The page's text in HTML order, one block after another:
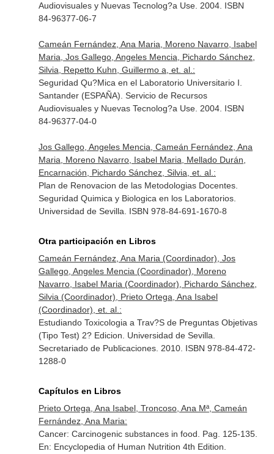
Audiovisuales y Nuevas Tecnolog?a Use. 2004. ISBN
84-96377-06-7
Cameán Fernández, Ana Maria, Moreno Navarro, Isabel
Maria, Jos Gallego, Angeles Mencia, Pichardo Sánchez,
Silvia, Repetto Kuhn, Guillermo a, et. al.:
Seguridad Qu?Mica en el Laboratorio Universitario I.
Santander (ESPAÑA). Servicio de Recursos
Audiovisuales y Nuevas Tecnolog?a Use. 2004. ISBN
84-96377-04-0
Jos Gallego, Angeles Mencia, Cameán Fernández, Ana
Maria, Moreno Navarro, Isabel Maria, Mellado Durán,
Encarnación, Pichardo Sánchez, Silvia, et. al.:
Plan de Renovacion de las Metodologias Docentes.
Seguridad Quimica y Biologica en los Laboratorios.
Universidad de Sevilla. ISBN 978-84-691-1670-8
Otra participación en Libros
Cameán Fernández, Ana Maria (Coordinador), Jos
Gallego, Angeles Mencia (Coordinador), Moreno
Navarro, Isabel Maria (Coordinador), Pichardo Sánchez,
Silvia (Coordinador), Prieto Ortega, Ana Isabel
(Coordinador), et. al.:
Estudiando Toxicologia a Trav?S de Preguntas Objetivas
(Tipo Test) 2? Edicion. Universidad de Sevilla.
Secretariado de Publicaciones. 2010. ISBN 978-84-472-
1288-0
Capítulos en Libros
Prieto Ortega, Ana Isabel, Troncoso, Ana Mª, Cameán
Fernández, Ana Maria:
Cancer: Carcinogenic substances in food. Pag. 125-135.
En: Encyclopedia of Human Nutrition 4th Edition